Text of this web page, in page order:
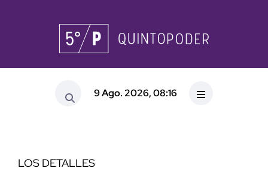
9 Ago. 2026, 08:16
LOS DETALLES